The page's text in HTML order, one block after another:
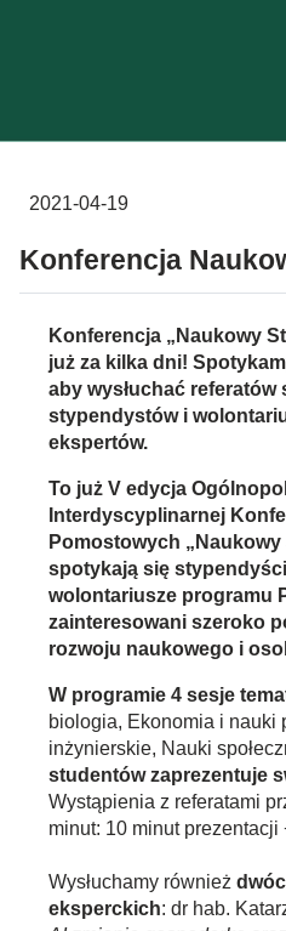
2021-04-19
Konferencja
Konferencja „Naukowy
już za kilka dni!
aby wysłuchać referatów
stypendystów i
ekspertów.
To już V edycja
Interdyscyplinarnej
Pomostowych
spotykają się
wolontariusze programu
zainteresowani szeroko
rozwoju naukowego i
W programie 4 sesje
biologia, Ekonomia i nauki
inżynierskie, Nauki
studentów zaprezentuje
Wystąpienia z referatami
minut: 10 minut prezentacji
Wysłuchamy również
eksperckich: dr hab.